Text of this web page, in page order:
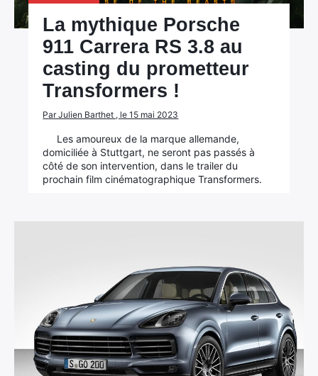
La mythique Porsche
911 Carrera RS 3.8 au
casting du prometteur
Transformers !
Par Julien Barthet , le 15 mai 2023
Les amoureux de la marque allemande,
domiciliée à Stuttgart, ne seront pas passés à
côté de son intervention, dans le trailer du
prochain film cinématographique Transformers.